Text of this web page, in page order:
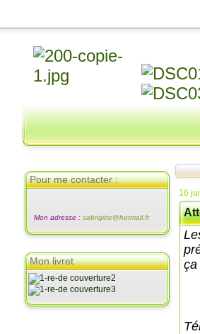
Pour me contacter :
Mon adresse : sabrigitte@hotmail.fr
Mon livret
16
ça